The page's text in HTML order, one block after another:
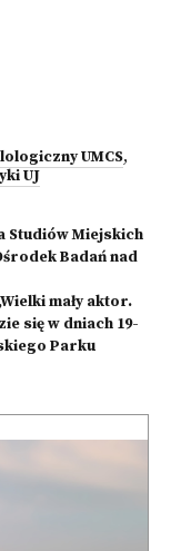
UMCS,
UJ
Studiów Miejskich
Badań nad
mały aktor.
się w dniach 19-
Parku